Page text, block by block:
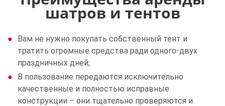
шатров и тентов
Вам не нужно покупать собственный тент и
тратить огромные средства ради одного-двух
праздничных дней;
В пользование передаются исключительно
качественные и полностью исправные
конструкции – они тщательно проверяются и